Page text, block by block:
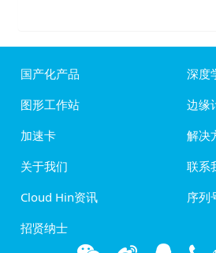
国产化产品
深度
图形工作站
边缘
加速卡
解决
关于我们
联系
Cloud Hin资讯
序列
招贤纳士